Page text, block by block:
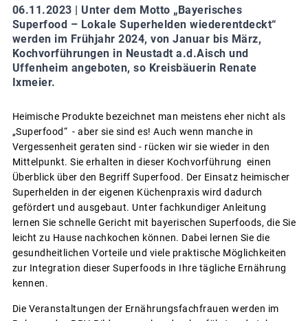
06.11.2023 | Unter dem Motto „Bayerisches
Superfood – Lokale Superhelden wiederentdeckt“
werden im Frühjahr 2024, von Januar bis März,
Kochvorführungen in Neustadt a.d.Aisch und
Uffenheim angeboten, so Kreisbäuerin Renate
Ixmeier.
Heimische Produkte bezeichnet man meistens eher nicht als
„Superfood“ - aber sie sind es! Auch wenn manche in
Vergessenheit geraten sind - rücken wir sie wieder in den
Mittelpunkt. Sie erhalten in dieser Kochvorführung einen
Überblick über den Begriff Superfood. Der Einsatz heimischer
Superhelden in der eigenen Küchenpraxis wird dadurch
gefördert und ausgebaut. Unter fachkundiger Anleitung
lernen Sie schnelle Gericht mit bayerischen Superfoods, die Sie
leicht zu Hause nachkochen können. Dabei lernen Sie die
gesundheitlichen Vorteile und viele praktische Möglichkeiten
zur Integration dieser Superfoods in Ihre tägliche Ernährung
kennen.
Die Veranstaltungen der Ernährungsfachfrauen werden im